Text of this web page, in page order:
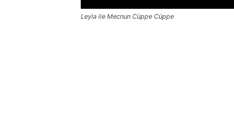
Leyla ile Mecnun Cüppe Cüppe